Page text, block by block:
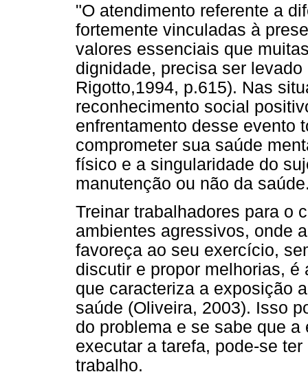
"O atendimento referente a
fortemente vinculadas à
valores essenciais que
dignidade, precisa ser
Rigotto,1994, p.615). Nas
reconhecimento social
enfrentamento desse evento
comprometer sua saúde
físico e a singularidade do
manutenção ou não da
Treinar trabalhadores para o
ambientes agressivos, onde
favoreça ao seu exercício,
discutir e propor melhorias,
que caracteriza a exposição
saúde (Oliveira, 2003). Isso
do problema e se sabe que
executar a tarefa, pode-se
trabalho.